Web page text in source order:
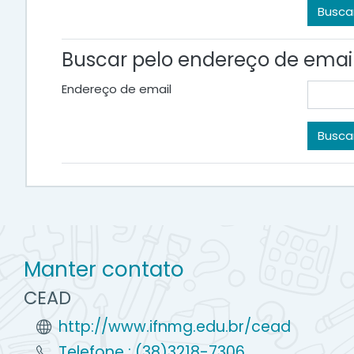
Buscar pelo endereço de
Endereço de email
Manter contato
CEAD
http://www.ifnmg.edu.br/cead